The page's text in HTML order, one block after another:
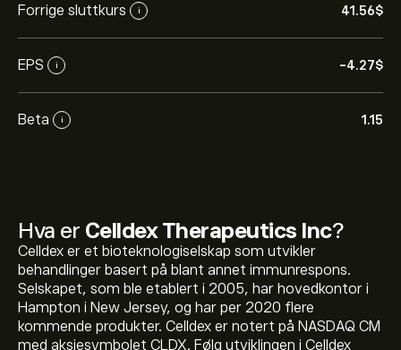
Forrige sluttkurs i 41.56‎$‎
EPS i -4.27‎$‎
Beta i 1.15
Hva er Celldex Therapeutics Inc?
Celldex er et bioteknologiselskap som utvikler
behandlinger basert på blant annet immunrespons.
Selskapet, som ble etablert i 2005, har hovedkontor i
Hampton i New Jersey, og har per 2020 flere
kommende produkter. Celldex er notert på NASDAQ CM
med aksjesymbolet CLDX. Følg utviklingen i Celldex